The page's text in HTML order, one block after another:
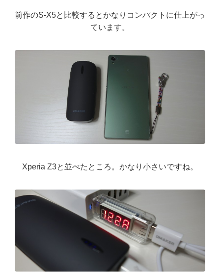
前作のS-X5と比較するとかなりコンパクトに仕上がっ
ています。
Xperia Z3と並べたところ。かなり小さいですね。